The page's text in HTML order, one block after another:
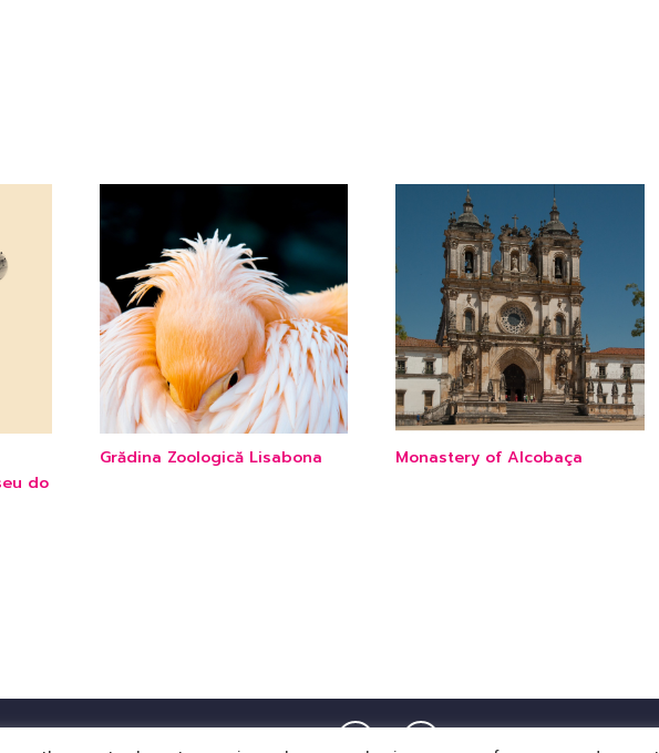
do
Grădina Zoologică Lisabona Monastery of Alcobaça